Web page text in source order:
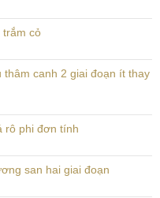
trắm cỏ
canh 2 giai đoạn ít thay
rô phi đơn tính
san hai giai đoạn